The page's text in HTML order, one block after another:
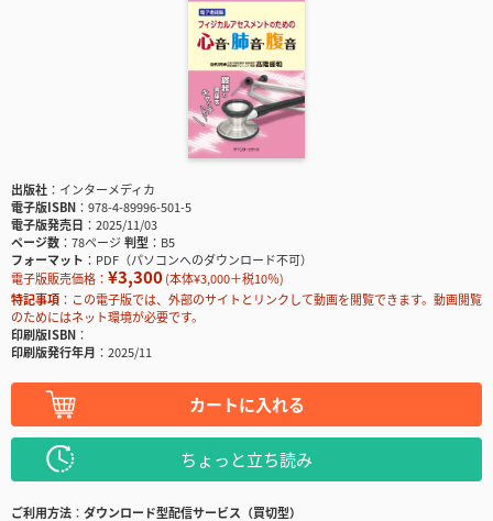
出版社
インターメディカ
電子版ISBN
978-4-89996-501-5
電子版発売日
2025/11/03
ページ数
78ページ判型
B5
フォーマット
PDF（パソコンへのダウンロード不可）
電子版販売価格： ¥3,300(本体¥3,000＋税10％)
特記事項
この電子版では、外部のサイトとリンクして動画を閲覧できます。動画閲覧
のためにはネット環境が必要です。
印刷版ISBN
印刷版発行年月
2025/11
カートに入れる
ちょっと立ち読み
ご利用方法
ダウンロード型配信サービス（買切型）